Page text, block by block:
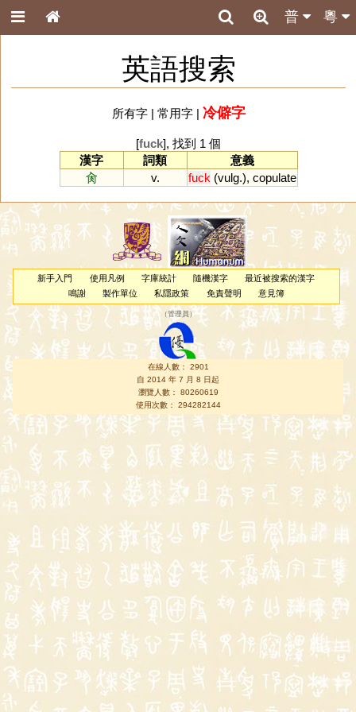
粵
普
英語搜索
所有字| 常用字| 冷僻字
[fuck], 找到 1 個
漢字
詞類
意義
肏
v. fuck (vulg.), copulate
新手入門 使用凡例 字庫統計 隨機漢字
最近被搜索的漢字
鳴謝
製作單位 私隱政策 免責聲明 意見簿
（管理員 ）
在線人數： 2901
自 2014 年 7 月 8 日起
瀏覽人數： 80260619
使用次數： 294282144